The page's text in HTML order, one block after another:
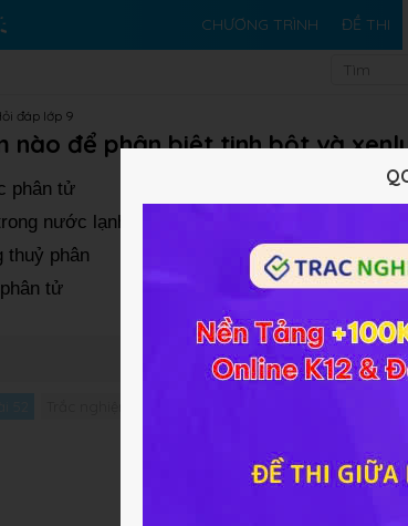
CHƯƠNG TRÌNH ĐỀ THI
đáp lớp 9
nào để phân biệt tinh bột và
phân tử
nước lạnh
thuỷ phân
tử